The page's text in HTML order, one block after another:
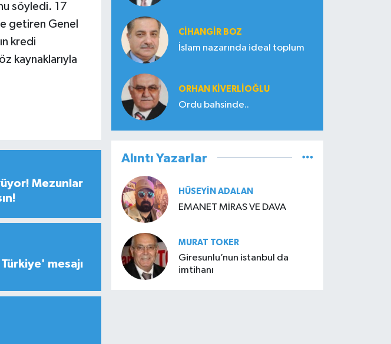
söyledi. 17
getiren Genel
kredi
kaynaklarıyla
Mezunlar
mesajı
CIHANGIR BOZ
İslam nazarında ideal toplum
ORHAN KIVERLIOĞLU
Ordu bahsinde..
Alıntı Yazarlar
HÜSEYIN ADALAN
EMANET MİRAS VE DAVA
MURAT TOKER
Giresunlu’nun istanbul da
imtihanı